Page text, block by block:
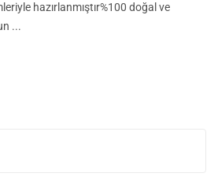
hazırlanmıştır%100 doğal ve
...